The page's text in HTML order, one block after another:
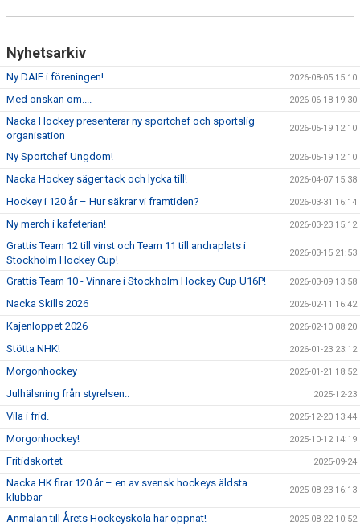
Nyhetsarkiv
Ny DAIF i föreningen! 2026-08-05 15:10
Med önskan om.... 2026-06-18 19:30
Nacka Hockey presenterar ny sportchef och sportslig
organisation
2026-05-19 12:10
Ny Sportchef Ungdom! 2026-05-19 12:10
Nacka Hockey säger tack och lycka till! 2026-04-07 15:38
Hockey i 120 år – Hur säkrar vi framtiden? 2026-03-31 16:14
Ny merch i kafeterian! 2026-03-23 15:12
Grattis Team 12 till vinst och Team 11 till andraplats i
Stockholm Hockey Cup!
2026-03-15 21:53
Grattis Team 10 - Vinnare i Stockholm Hockey Cup U16P! 2026-03-09 13:58
Nacka Skills 2026 2026-02-11 16:42
Kajenloppet 2026 2026-02-10 08:20
Stötta NHK! 2026-01-23 23:12
Morgonhockey 2026-01-21 18:52
Julhälsning från styrelsen.. 2025-12-23
Vila i frid. 2025-12-20 13:44
Morgonhockey! 2025-10-12 14:19
Fritidskortet 2025-09-24
Nacka HK firar 120 år – en av svensk hockeys äldsta
klubbar
2025-08-23 16:13
Anmälan till Årets Hockeyskola har öppnat! 2025-08-22 10:52